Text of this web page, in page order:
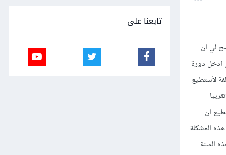
لي ان
ادخل دورة
لأستطيع
التحمل ليس عليك سوى ان تجمع 300 دولار تقريبا
ان
المشكلة
السنة
تابعنا على